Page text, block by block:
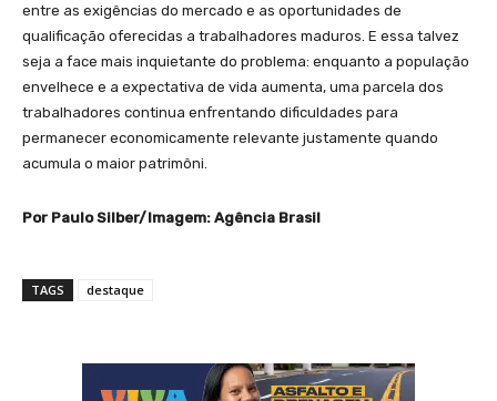
entre as exigências do mercado e as oportunidades de
qualificação oferecidas a trabalhadores maduros. E essa talvez
seja a face mais inquietante do problema: enquanto a população
envelhece e a expectativa de vida aumenta, uma parcela dos
trabalhadores continua enfrentando dificuldades para
permanecer economicamente relevante justamente quando
acumula o maior patrimôni.
Por Paulo Silber/Imagem: Agência Brasil
TAGS destaque